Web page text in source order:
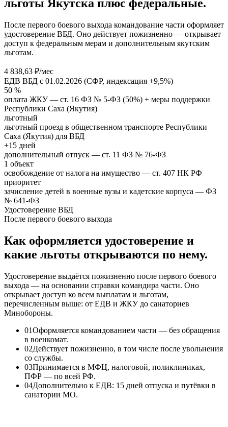
льготы Якутска плюс федеральные.
После первого боевого выхода командование части оформляет
удостоверение ВБД. Оно действует пожизненно — открывает
доступ к федеральным мерам и дополнительным якутским
льготам.
4 838,63 ₽/мес
ЕДВ ВБД с 01.02.2026 (СФР, индексация +9,5%)
50 %
оплата ЖКУ — ст. 16 ФЗ № 5-ФЗ (50%) + меры поддержки
Республики Саха (Якутия)
льготный
льготный проезд в общественном транспорте Республики
Саха (Якутия) для ВБД
+15 дней
дополнительный отпуск — ст. 11 ФЗ № 76-ФЗ
1 объект
освобождение от налога на имущество — ст. 407 НК РФ
приоритет
зачисление детей в военные вузы и кадетские корпуса — ФЗ
№ 641-ФЗ
Удостоверение ВБД
После первого боевого выхода
Как оформляется удостоверение и
какие льготы открываются по нему.
Удостоверение выдаётся пожизненно после первого боевого
выхода — на основании справки командира части. Оно
открывает доступ ко всем выплатам и льготам,
перечисленным выше: от ЕДВ и ЖКУ до санаториев
Минобороны.
01Оформляется командованием части — без обращения
в военкомат.
02Действует пожизненно, в том числе после увольнения
со службы.
03Принимается в МФЦ, налоговой, поликлиниках,
ПФР — по всей РФ.
04Дополнительно к ЕДВ: 15 дней отпуска и путёвки в
санатории МО.